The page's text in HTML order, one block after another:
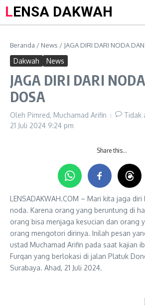
LENSA DAKWAH
Beranda / News / JAGA DIRI DARI NODA
Dakwah News
JAGA DIRI DARI
DOSA
Oleh Pimred, Muchamad Arifin
Tidak
21 Juli 2024 9:24 pm
Share this…
LENSADAKWAH.COM – Mari kita jaga
noda. Karena orang yang beruntung di
orang bisa menjaga kesucian dan orang
orang mengotori dirinya. Inilah pesan
ustad Muchamad Arifin pada saat kajian
Furqan yang berlokasi di jalan Platuk
Surabaya. Ahad, 21 Juli 2024.